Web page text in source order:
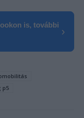
is, további
›
p5